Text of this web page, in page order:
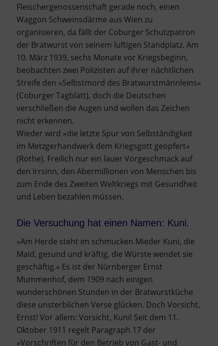
Fleischergenossenschaft gerade noch, einen
Waggon Schweinsdärme aus Wien zu
organisieren, da fällt der Coburger Schutzpatron
der Bratwurst von seinem luftigen Standplatz. Am
10. März 1939, sechs Monate vor Kriegsbeginn,
beobachten zwei Polizisten auf ihrer nächtlichen
Streife den »Selbstmord des Bratwurstmännleins«
(Coburger Tagblatt), doch die Deutschen
verschließen die Augen und wollen das Zeichen
nicht erkennen.
Wieder wird »die letzte Spur von Selbständigkeit
im Metzgerhandwerk dem Kriegsgott geopfert«
(Rothe). Freilich nur ein lauer Vorgeschmack auf
den Irrsinn, den Abermillionen von Menschen bis
zum Ende des Zweiten Weltkriegs mit Gesundheit
und Leben bezahlen müssen.
Die Versuchung hat einen Namen: Kuni.
»Am Herde steht im schmucken Mieder Kuni, die
Maid, gesund und kräftig, die Würste wendet sie
geschäftig.« Es ist der Nürnberger Ernst
Mummenhof, dem 1909 nach einigen
wunderschönen Stunden in der Bratwurstküche
diese unsterblichen Verse glücken. Doch Vorsicht,
Ernst! Vor allem: Vorsicht, Kuni! Seit dem 11.
Oktober 1911 regelt Paragraph 17 der
»Vorschriften für den Betrieb von Gast- und